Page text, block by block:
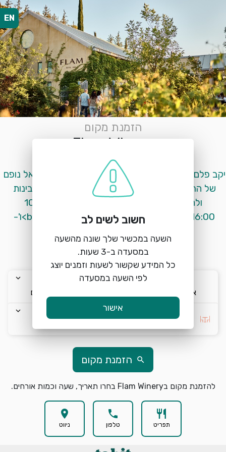
הזמנת מקום
Flam Winery
ולחמים.<br>שעות פעילות :<br>א,ב,ג - 10:00-
שימו לב, לא ניתן להזמין מקומות להיום
א׳ 9/8
keyboard_arrow_down
keyboard_arrow_down
keyboard_arrow_down
בחרו העדפה *
search הזמנת מקום
להזמנת מקום בFlam Winery בחרו תאריך, שעה וכמות אורחים.
restaurant
תפריט
phone
טלפון
location_on
ניווט
EN
חשוב לשים לב
השעה במכשיר שלך שונה מהשעה
כל המידע שקשור לשעות וזמנים יוצג
לפי השעה במסעדה
אישור